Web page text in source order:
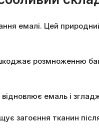
емалі. Цей
розмноженню
емаль і
загоєння тканин